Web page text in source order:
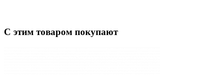
С этим товаром покупают